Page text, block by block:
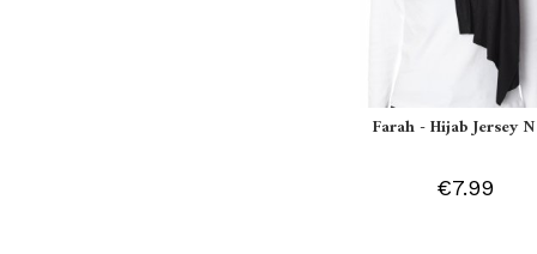
Farah - Hijab Jersey
€7.99